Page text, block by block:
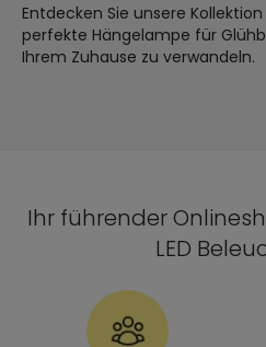
Entdecken Sie unsere
perfekte Hängelampe für
Ihrem Zuhause zu verwandeln.
Ihr führender
LED